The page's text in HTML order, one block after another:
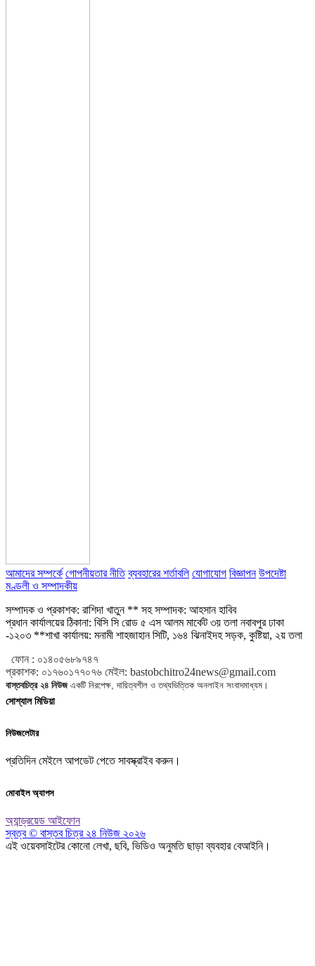
আমাদের সম্পর্কে গোপনীয়তার নীতি ব্যবহারের শর্তাবলি যোগাযোগ বিজ্ঞাপন উপদেষ্টা
মণ্ডলী ও সম্পাদকীয়
সম্পাদক ও প্রকাশক: রাশিদা খাতুন ** সহ সম্পাদক: আহসান হাবিব
প্রধান কার্যালয়ের ঠিকানা: বিসি সি রোড ৫ এস আলম মার্কেট ৩য় তলা নবাবপুর ঢাকা
-১২০৩ **শাখা কার্যালয়: মনামী শাহজাহান সিটি, ১৬৪ ঝিনাইদহ সড়ক, কুষ্টিয়া, ২য় তলা
ফোন : ০১৪০৫৬৮৯৭৪৭
প্রকাশক: ০১৭৬০১৭৭০৭৬ মেইল: bastobchitro24news@gmail.com
বাস্তবচিত্র ২৪ নিউজএকটি নিরপেক্ষ, দায়িত্বশীল ও তথ্যভিত্তিক অনলাইন সংবাদমাধ্যম।
সোশ্যাল মিডিয়া
নিউজলেটার
প্রতিদিন মেইলে আপডেট পেতে সাবস্ক্রাইব করুন।
মোবাইল অ্যাপস
অ্যান্ড্রয়েড আইফোন
স্বত্ব © বাস্তব চিত্র ২৪ নিউজ ২০২৬
এই ওয়েবসাইটের কোনো লেখা, ছবি, ভিডিও অনুমতি ছাড়া ব্যবহার বেআইনি।